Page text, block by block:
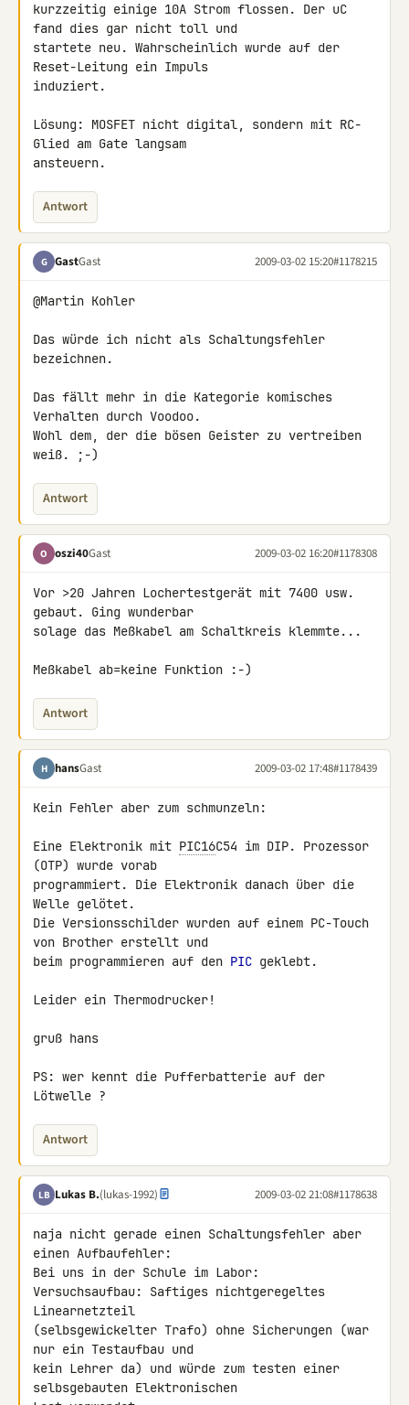
kurzzeitig einige 10A Strom flossen. Der uC
fand dies gar nicht toll und
startete neu. Wahrscheinlich wurde auf der
Reset-Leitung ein Impuls
induziert.
Lösung: MOSFET nicht digital, sondern mit RC-
Glied am Gate langsam
ansteuern.
Antwort
G GastGast 2009-03-02 15:20#1178215
@Martin Kohler
Das würde ich nicht als Schaltungsfehler
bezeichnen.
Das fällt mehr in die Kategorie komisches
Verhalten durch Voodoo.
Wohl dem, der die bösen Geister zu vertreiben
weiß. ;-)
Antwort
O oszi40Gast 2009-03-02 16:20#1178308
Vor >20 Jahren Lochertestgerät mit 7400 usw.
gebaut. Ging wunderbar
solage das Meßkabel am Schaltkreis klemmte...
Meßkabel ab=keine Funktion :-)
Antwort
H hansGast 2009-03-02 17:48#1178439
Kein Fehler aber zum schmunzeln:
Eine Elektronik mit PIC16C54 im DIP. Prozessor
(OTP) wurde vorab
programmiert. Die Elektronik danach über die
Welle gelötet.
Die Versionsschilder wurden auf einem PC-Touch
von Brother erstellt und
beim programmieren auf den PIC geklebt.
Leider ein Thermodrucker!
gruß hans
PS: wer kennt die Pufferbatterie auf der
Lötwelle ?
Antwort
LB Lukas B.(lukas-1992) 2009-03-02 21:08#1178638
naja nicht gerade einen Schaltungsfehler aber
einen Aufbaufehler:
Bei uns in der Schule im Labor:
Versuchsaufbau: Saftiges nichtgeregeltes
Linearnetzteil
(selbsgewickelter Trafo) ohne Sicherungen (war
nur ein Testaufbau und
kein Lehrer da) und würde zum testen einer
selbsgebauten Elektronischen